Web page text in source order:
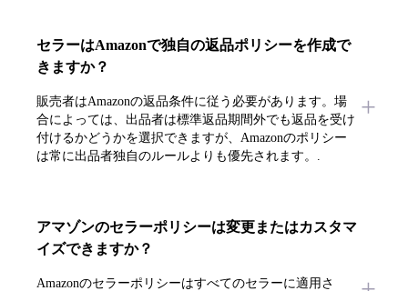
セラーはAmazonで独自の返品ポリシーを作成で
きますか？
販売者はAmazonの返品条件に従う必要があります。場
合によっては、出品者は標準返品期間外でも返品を受け
付けるかどうかを選択できますが、Amazonのポリシー
は常に出品者独自のルールよりも優先されます。.
アマゾンのセラーポリシーは変更またはカスタマ
イズできますか？
Amazonのセラーポリシーはすべてのセラーに適用さ